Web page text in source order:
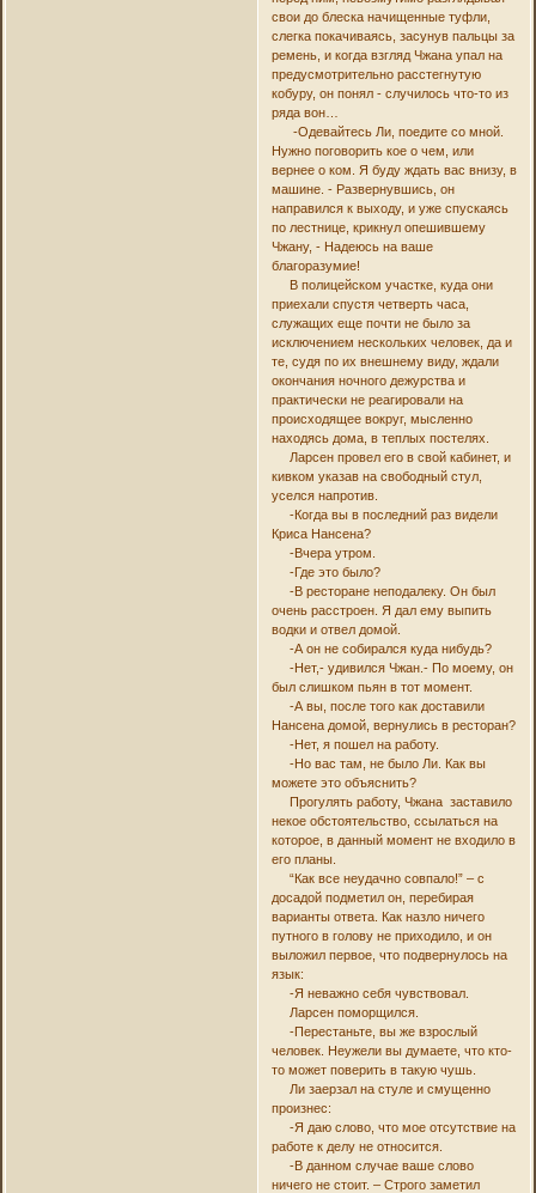
свои до блеска начищенные туфли,
слегка покачиваясь, засунув пальцы за
ремень, и когда взгляд Чжана упал на
предусмотрительно расстегнутую
кобуру, он понял - случилось что-то из
ряда вон…
-Одевайтесь Ли, поедите со мной.
Нужно поговорить кое о чем, или
вернее о ком. Я буду ждать вас внизу, в
машине. - Развернувшись, он
направился к выходу, и уже спускаясь
по лестнице, крикнул опешившему
Чжану, - Надеюсь на ваше
благоразумие!
В полицейском участке, куда они
приехали спустя четверть часа,
служащих еще почти не было за
исключением нескольких человек, да и
те, судя по их внешнему виду, ждали
окончания ночного дежурства и
практически не реагировали на
происходящее вокруг, мысленно
находясь дома, в теплых постелях.
Ларсен провел его в свой кабинет, и
кивком указав на свободный стул,
уселся напротив.
-Когда вы в последний раз видели
Криса Нансена?
-Вчера утром.
-Где это было?
-В ресторане неподалеку. Он был
очень расстроен. Я дал ему выпить
водки и отвел домой.
-А он не собирался куда нибудь?
-Нет,- удивился Чжан.- По моему, он
был слишком пьян в тот момент.
-А вы, после того как доставили
Нансена домой, вернулись в ресторан?
-Нет, я пошел на работу.
-Но вас там, не было Ли. Как вы
можете это объяснить?
Прогулять работу, Чжана заставило
некое обстоятельство, ссылаться на
которое, в данный момент не входило в
его планы.
“Как все неудачно совпало!” – с
досадой подметил он, перебирая
варианты ответа. Как назло ничего
путного в голову не приходило, и он
выложил первое, что подвернулось на
язык:
-Я неважно себя чувствовал.
Ларсен поморщился.
-Перестаньте, вы же взрослый
человек. Неужели вы думаете, что кто-
то может поверить в такую чушь.
Ли заерзал на стуле и смущенно
произнес:
-Я даю слово, что мое отсутствие на
работе к делу не относится.
-В данном случае ваше слово
ничего не стоит. – Строго заметил